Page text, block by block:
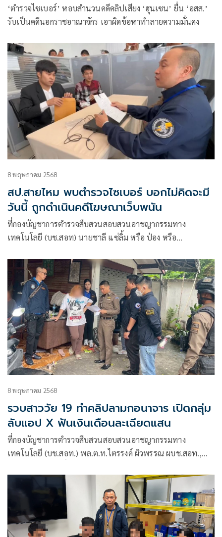
‘ตำรวจไซเบอร์’ หอบสำนวนคดีคลิปเสียง ‘ฮุนเซน’ ยื่น ‘อสส.’
รับเป็นคดีนอกราชอาณาจักร เอาผิดข้อหาทำลายความมั่นคง
8 พฤษภาคม 2568
สป.สายไหม พบตำรวจไซเบอร์ บอกไม่คิดจะมี
วันนี้ ถูกดำเนินคดีโฆษณาเว็บพนัน
ที่กองบัญชาการตำรวจสืบสวนสอบสวนอาชญากรรมทาง
เทคโนโลยี (บช.สอท) นายชาลี แซ่ลิ้ม หรือ ป่อง หรือ
พนักงานสอบสวน กองกำกับการ 3 กองบังคับการตำรวจสืบสวน
สอบสวนอาชญากรรมทางเทคโนโลยี 2
8 พฤษภาคม 2568
รวบสาววัย 19 ทำคลิปลามกอนาจาร เปิดกลุ่ม
ลับแอป X ฟันเงินเดือนละเฉียดแสน
ที่กองบัญชาการตำรวจสืบสวนสอบสวนอาชญากรรมทาง
เทคโนโลยี (บช.สอท.) พล.ต.ท.ไตรรงค์ ผิวพรรณ ผบช.สอท.,
ชำนาญ รอง ผบช.สอท., พล.ต.ต.ทินกร รังมาตย์ รอง ผบช.สอท.